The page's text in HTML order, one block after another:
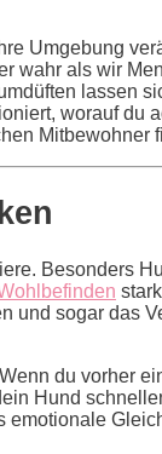
Umgebung
wahr als wir
lassen
worauf du
Mitbewohner
Besonders
und sogar das
du vorher
Hund
emotionale